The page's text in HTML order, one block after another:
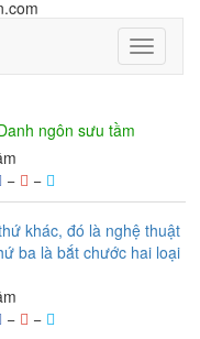
Menu
ngôn sưu tầm
− −
khác, đó là nghệ thuật
ba là bắt chước hai loại
− −